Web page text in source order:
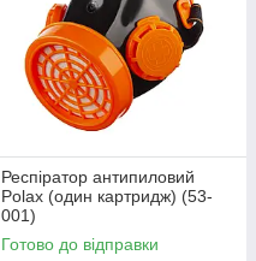
Респіратор антипиловий
Polax (один картридж) (53-
001)
Готово до відправки